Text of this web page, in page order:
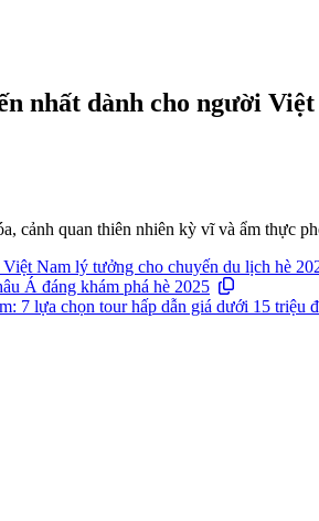
nhất dành cho người
cảnh quan thiên nhiên kỳ vĩ và ẩm thực
Nam lý tưởng cho chuyến du lịch hè
Á đáng khám phá hè 2025
7 lựa chọn tour hấp dẫn giá dưới 15 triệu